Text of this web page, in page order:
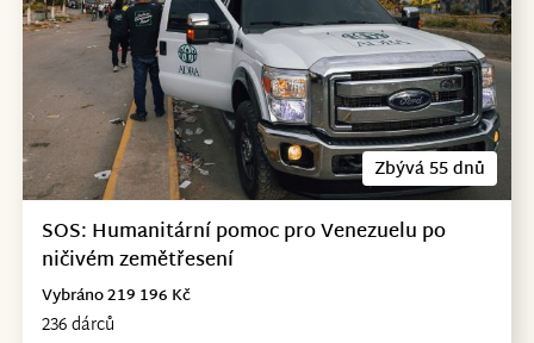
Zbývá 55 dnů
SOS: Humanitární pomoc pro Venezuelu po
ničivém zemětřesení
236 dárců
Vybráno 219 196 Kč